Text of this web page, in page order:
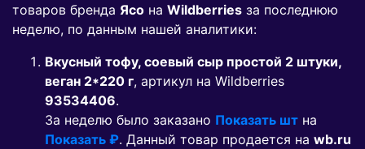
товаров бренда Ясо на Wildberries за последнюю
неделю, по данным нашей аналитики:
Вкусный тофу, соевый сыр простой 2 штуки,
веган 2*220 г, артикул на Wildberries
93534406.
За неделю было заказано Показать шт на
Показать ₽. Данный товар продается на wb.ru